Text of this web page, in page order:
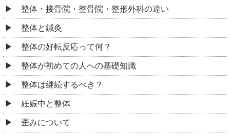
整体・接骨院・整骨院・整形外科の違い
整体と鍼灸
整体の好転反応って何？
整体が初めての人への基礎知識
整体は継続するべき？
妊娠中と整体
歪みについて